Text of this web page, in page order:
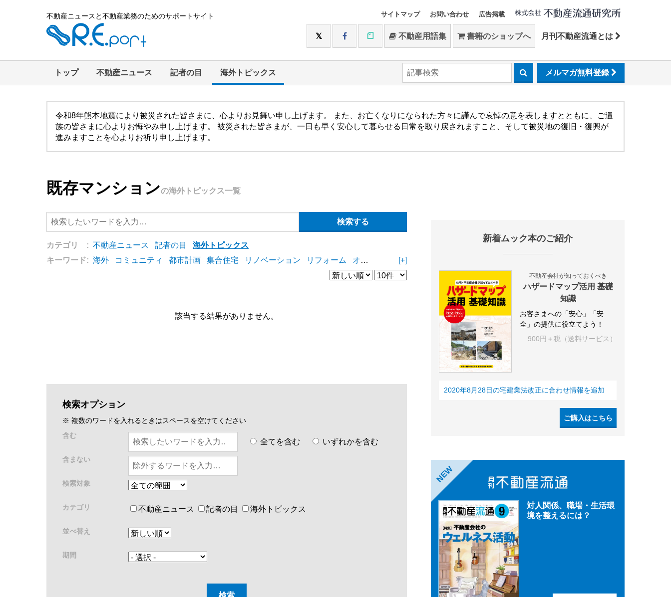
不動産ニュースと不動産業務のためのサポートサイト サイトマップ お問い合わせ 広告掲載
不動産用語集 書籍のショップへ 月刊不動産流通とは
トップ 不動産ニュース 記者の目 海外トピックス メルマガ無料登録
令和8年熊本地震により被災された皆さまに、心よりお見舞い申し上げます。 また、お亡くなりになられた方々に謹んで哀悼の意を表しますとともに、ご遺
族の皆さまに心よりお悔やみ申し上げます。 被災された皆さまが、一日も早く安心して暮らせる日常を取り戻されますこと、そして被災地の復旧・復興が
進みますことを心よりお祈り申し上げます。
既存マンションの海外トピックス一覧
カテゴリ : 不動産ニュース 記者の目
海外トピックス
キーワード: 海外 コミュニティ 都市計画 集合住宅 リノベーション リフォーム オープンスペース [+]
該当する結果がありません。
検索オプション
※ 複数のワードを入れるときはスペースを空けてください
含む
全てを含む いずれかを含む
含まない
検索対象
カテゴリ 不動産ニュース 記者の目 海外トピックス
並べ替え
期間
新着ムック本のご紹介
不動産会社が知っておくべき
ハザードマップ活用 基礎
知識
お客さまへの「安心」「安
全」の提供に役立てよう！
900円＋税（送料サービス）
2020年8月28日の宅建業法改正に合わせ情報を追加
ご購入はこちら
NEW
対人関係、職場・生活環
境を整えるには？